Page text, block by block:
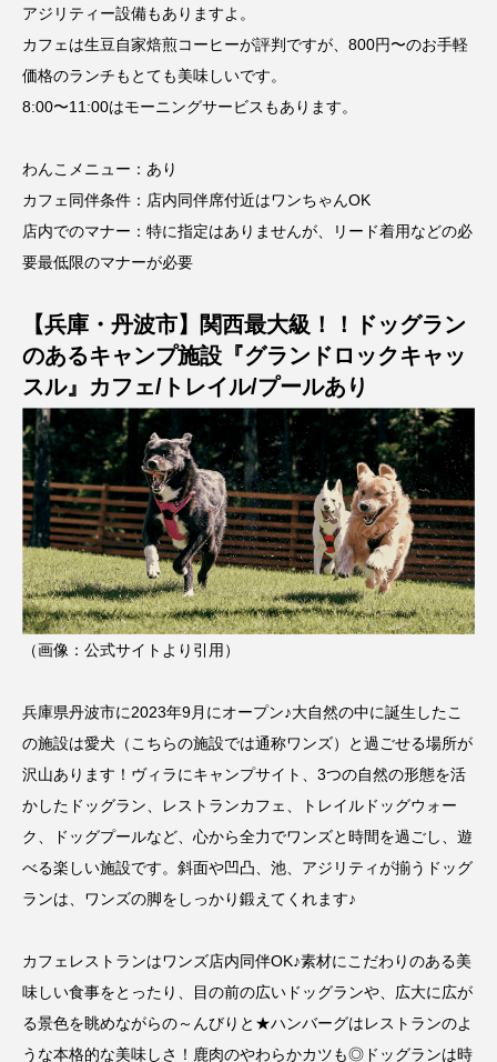
アジリティー設備もありますよ。
カフェは生豆自家焙煎コーヒーが評判ですが、800円〜のお手軽
価格のランチもとても美味しいです。
8:00〜11:00はモーニングサービスもあります。
わんこメニュー：あり
カフェ同伴条件：店内同伴席付近はワンちゃんOK
店内でのマナー：特に指定はありませんが、リード着用などの必
要最低限のマナーが必要
【兵庫・丹波市】関西最大級！！ドッグラン
のあるキャンプ施設『グランドロックキャッ
スル』カフェ/トレイル/プールあり
（画像：公式サイトより引用）
兵庫県丹波市に2023年9月にオープン♪大自然の中に誕生したこ
の施設は愛犬（こちらの施設では通称ワンズ）と過ごせる場所が
沢山あります！ヴィラにキャンプサイト、3つの自然の形態を活
かしたドッグラン、レストランカフェ、トレイルドッグウォー
ク、ドッグプールなど、心から全力でワンズと時間を過ごし、遊
べる楽しい施設です。斜面や凹凸、池、アジリティが揃うドッグ
ランは、ワンズの脚をしっかり鍛えてくれます♪
カフェレストランはワンズ店内同伴OK♪素材にこだわりのある美
味しい食事をとったり、目の前の広いドッグランや、広大に広が
る景色を眺めながらの～んびりと★ハンバーグはレストランのよ
うな本格的な美味しさ！鹿肉のやわらかカツも◎ドッグランは時